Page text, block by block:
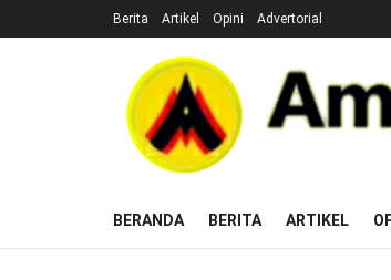
Berita Artikel Opini Advertorial
BERANDA BERITA ARTIKEL